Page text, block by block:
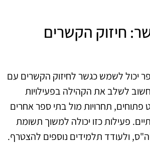
חיזוק הקשרים
יכול לשמש כגשר לחיזוק הקשרים עם
לשלב את הקהילה בפעילויות
פתוחים, תחרויות מול בתי ספר אחרים
פעילות כזו יכולה למשוך תשומת
ולעודד תלמידים נוספים להצטרף.